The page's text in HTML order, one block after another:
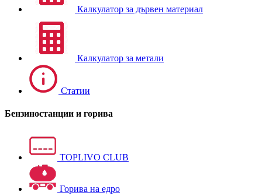
Калкулатор за дървен материал
Калкулатор за метали
Статии
Бензиностанции и горива
TOPLIVO CLUB
Горива на едро